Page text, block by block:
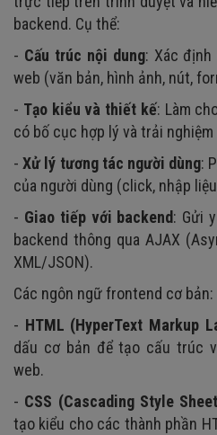
backend. Cụ thể:
- Cấu trúc nội dung: Xác định
web (văn bản, hình ảnh, nút,
- Tạo kiểu và thiết kế: Làm
có bố cục hợp lý và trải
-Xử lý tương tác người dùng:
của người dùng (click, nhập
- Giao tiếp với backend: Gửi
backend thông qua AJAX
XML/JSON).
Các ngôn ngữ frontend cơ bản:
- HTML (HyperText Markup
dấu cơ bản để tạo cấu trúc
web.
- CSS (Cascading Style
tạo kiểu cho các thành phần